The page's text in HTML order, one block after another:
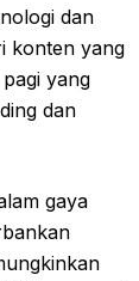
dan
konten yang
yang
dan
gaya